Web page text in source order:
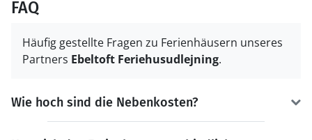
FAQ
Häufig gestellte Fragen zu Ferienhäusern unseres
Partners Ebeltoft Feriehusudlejning.
Wie hoch sind die Nebenkosten?